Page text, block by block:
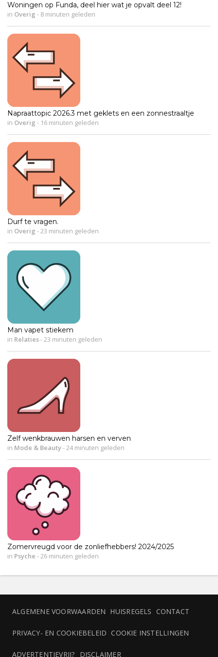
Woningen op Funda, deel hier wat je opvalt deel 12!
in Overig - 8 minuten geleden
Napraattopic 2026.3 met geklets en een zonnestraaltje
in Overig - 16 minuten geleden
Durf te vragen.
in Overig -23 minuten geleden
Man vapet stiekem
in Relaties-23 minuten geleden
Zelf wenkbrauwen harsen en verven
in Mode & Beauty-24 minuten geleden
Zomervreugd voor de zonliefhebbers! 2024/2025
in Psyche -26 minuten geleden
ALGEMENE VOORWAARDEN HUISREGELS CONTACT
PRIVACY- EN COOKIEBELEID COOKIE INSTELLINGEN
ADVERTENTIEVRIJ? DISCLAIMER